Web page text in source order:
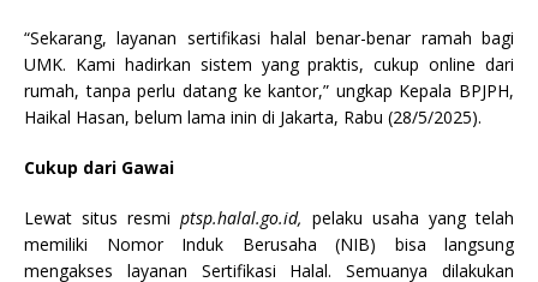
“Sekarang, layanan sertifikasi halal benar-benar ramah bagi
UMK. Kami hadirkan sistem yang praktis, cukup online dari
rumah, tanpa perlu datang ke kantor,” ungkap Kepala BPJPH,
Haikal Hasan, belum lama inin di Jakarta, Rabu (28/5/2025).
Cukup dari Gawai
Lewat situs resmiptsp.halal.go.id, pelaku usaha yang telah
memiliki Nomor Induk Berusaha (NIB) bisa langsung
mengakses layanan Sertifikasi Halal. Semuanya dilakukan